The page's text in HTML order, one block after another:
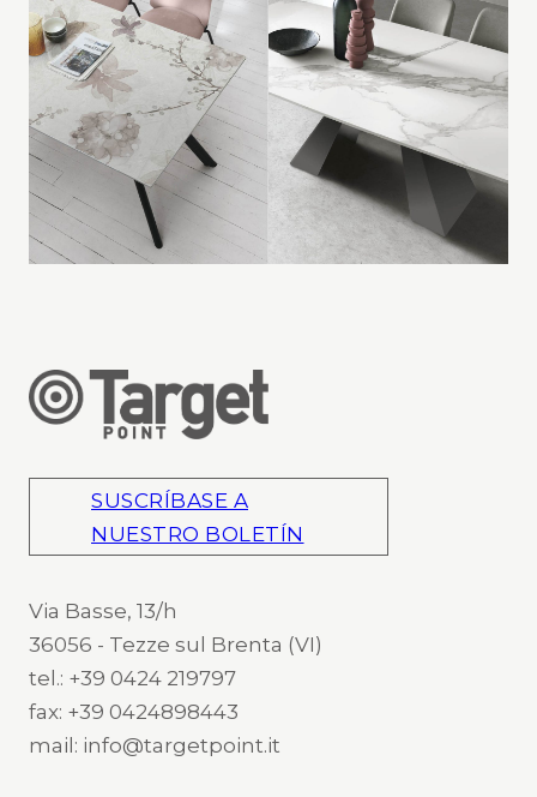
SUSCRÍBASE A
NUESTRO BOLETÍN
Via Basse, 13/h
36056 - Tezze sul Brenta (VI)
tel.: +39 0424 219797
fax: +39 0424898443
mail: info@targetpoint.it